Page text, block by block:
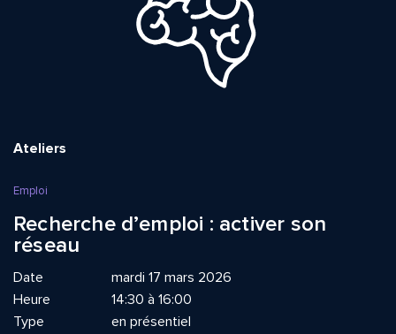
Ateliers
Emploi
Recherche d’emploi : activer son
réseau
Date
mardi 17 mars 2026
Heure
14:30 à 16:00
Type
en présentiel